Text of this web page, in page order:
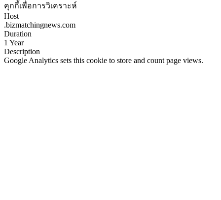
คุกกี้เพื่อการวิเคราะห์
Host
.bizmatchingnews.com
Duration
1 Year
Description
Google Analytics sets this cookie to store and count page views.